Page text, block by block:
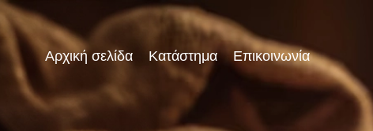
Αρχική σελίδα Κατάστημα Επικοινωνία